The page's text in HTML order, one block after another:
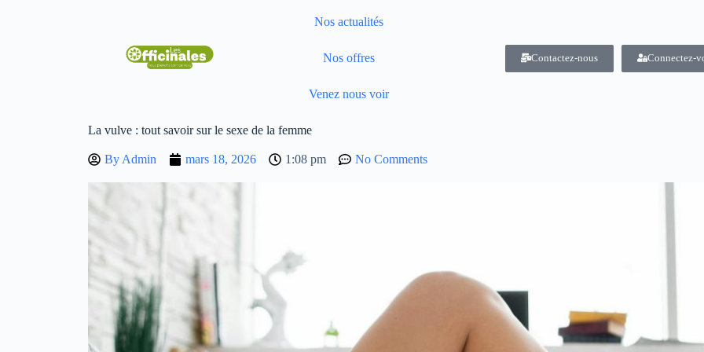
Nos actualités
Nos offres
Venez nous voir
Contactez-nous Connectez-
La vulve : tout savoir sur le sexe de la femme
By Admin mars 18, 2026 1:08 pm No Comments